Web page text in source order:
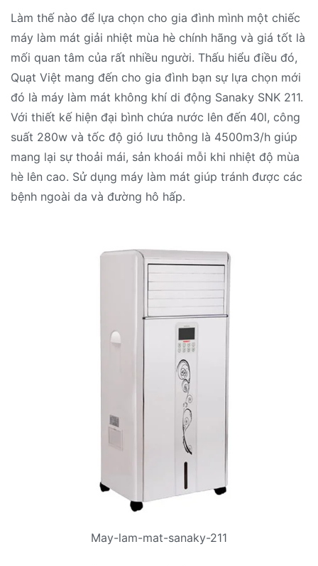
Làm thế nào để lựa chọn cho gia đình mình một chiếc
máy làm mát giải nhiệt mùa hè chính hãng và giá tốt là
mối quan tâm của rất nhiều người. Thấu hiểu điều đó,
Quạt Việt mang đến cho gia đình bạn sự lựa chọn mới
đó là máy làm mát không khí di động Sanaky SNK 211.
Với thiết kế hiện đại bình chứa nước lên đến 40l, công
suất 280w và tốc độ gió lưu thông là 4500m3/h giúp
mang lại sự thoải mái, sản khoái mỗi khi nhiệt độ mùa
hè lên cao. Sử dụng máy làm mát giúp tránh được các
bệnh ngoài da và đường hô hấp.
May-lam-mat-sanaky-211